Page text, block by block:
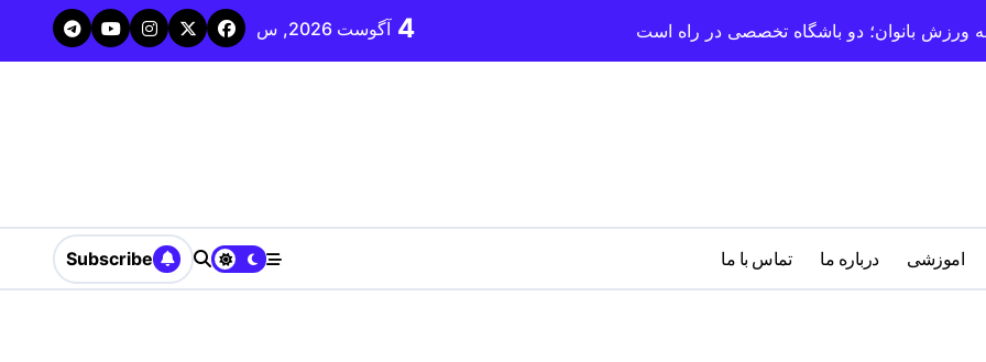
ورزش بانوان؛ دو باشگاه تخصصی در راه است دومین پردیس کانون پرورش فکری کشور در مراغه کلید
4 آگوست 2026, س
اموزشی درباره‌ ما تماس با ما Subscribe